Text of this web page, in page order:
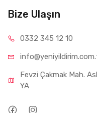
Bize Ulaşın
0332 345 12 10
info@yeniyil
Fevzi Çakmak Mah.
YA